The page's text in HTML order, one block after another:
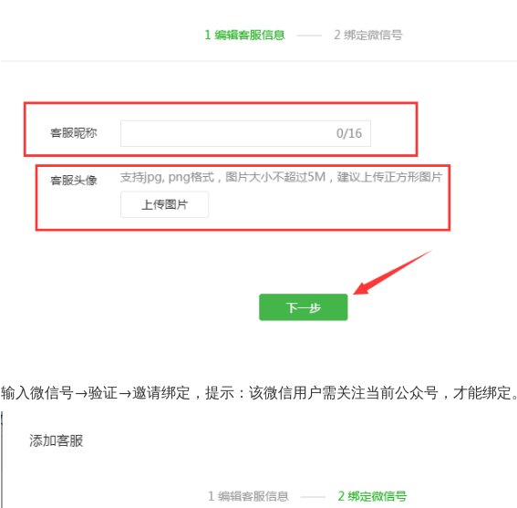
输入微信号→验证→邀请绑定，提示：该微信用户需关注当前公众号，才能绑定。